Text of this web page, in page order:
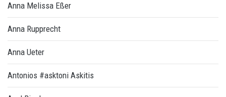
Anna Melissa Eßer
Anna Rupprecht
Anna Ueter
Antonios #asktoni Askitis